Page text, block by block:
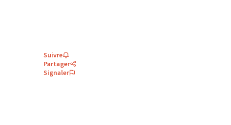
Suivre
Partager
Signaler